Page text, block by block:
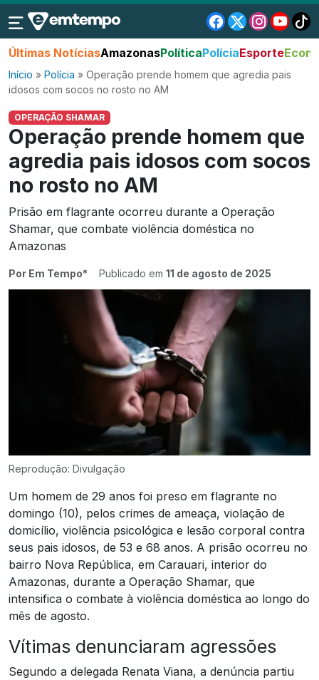
Últimas NotíciasAmazonasPolíticaPolíciaEsporte
Início » Polícia » Operação prende homem que agredia pais
idosos com socos no rosto no AM
OPERAÇÃO SHAMAR
Operação prende homem que
agredia pais idosos com socos
no rosto no AM
Prisão em flagrante ocorreu durante a Operação
Shamar, que combate violência doméstica no
Amazonas
Por Em Tempo* Publicado em 11 de agosto de 2025
Reprodução: Divulgação
Um homem de 29 anos foi preso em flagrante no
domingo (10), pelos crimes de ameaça, violação de
domicílio, violência psicológica e lesão corporal contra
seus pais idosos, de 53 e 68 anos. A prisão ocorreu no
bairro Nova República, em Carauari, interior do
Amazonas, durante a Operação Shamar, que
intensifica o combate à violência doméstica ao longo do
mês de agosto.
Vítimas denunciaram agressões
Segundo a delegada Renata Viana, a denúncia partiu